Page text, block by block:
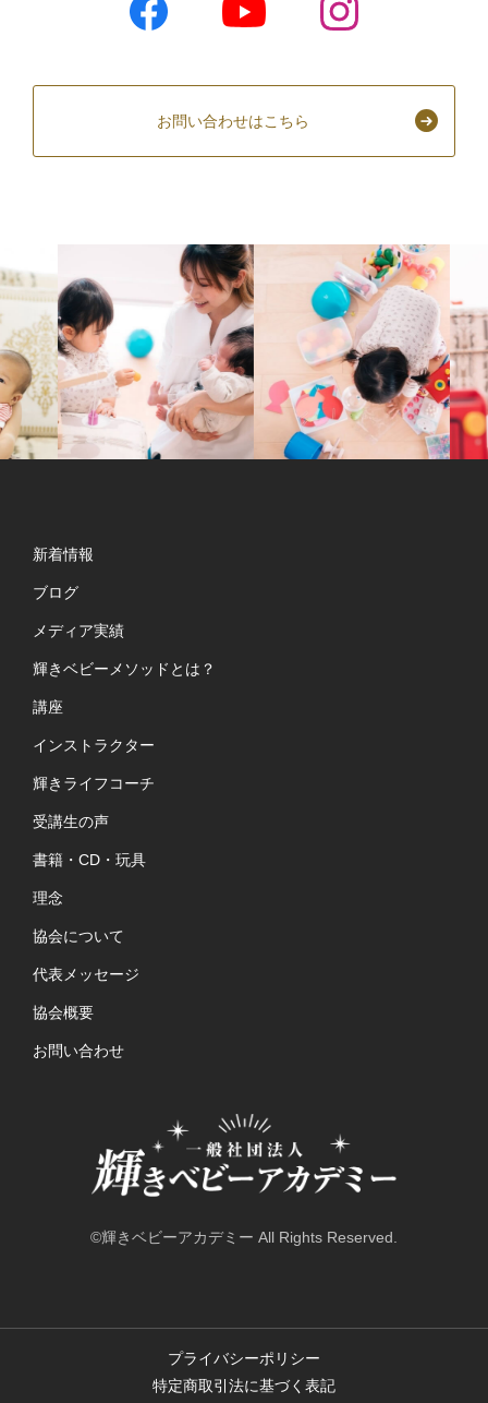
お問い合わせはこちら
©輝きベビーアカデミー All Rights Reserved.
新着情報
ブログ
メディア実績
輝きベビーメソッドとは？
講座
インストラクター
輝きライフコーチ
受講生の声
書籍・CD・玩具
理念
協会について
代表メッセージ
協会概要
お問い合わせ
プライバシーポリシー
特定商取引法に基づく表記